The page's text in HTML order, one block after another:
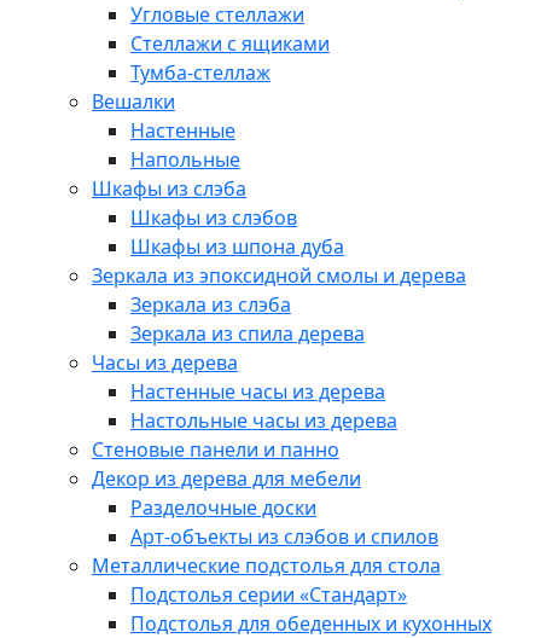
Угловые стеллажи
Стеллажи с ящиками
Тумба-стеллаж
Вешалки
Настенные
Напольные
Шкафы из слэба
Шкафы из слэбов
Шкафы из шпона дуба
Зеркала из эпоксидной смолы и дерева
Зеркала из слэба
Зеркала из спила дерева
Часы из дерева
Настенные часы из дерева
Настольные часы из дерева
Стеновые панели и панно
Декор из дерева для мебели
Разделочные доски
Арт-объекты из слэбов и спилов
Металлические подстолья для стола
Подстолья серии «Стандарт»
Подстолья для обеденных и кухонных